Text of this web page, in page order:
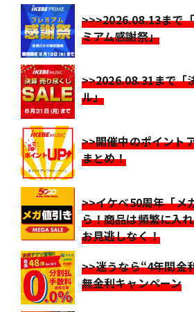
>>>2026.08.13まで
ミアム感謝祭」
>>2026.08.31まで「
ル」
>>開催中のポイント
まとめ！
>>イケベ50周年「メ
ら！商品は頻繁に入
お見逃しなく！
>>迷うなら“4年間金
無金利キャンペーン